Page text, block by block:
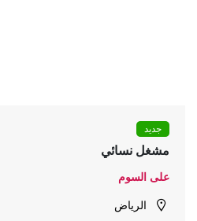
جديد
مشغل نسائي
على السوم
الرياض